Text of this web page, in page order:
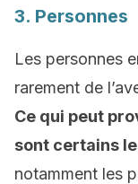
3. Personnes
Les personnes
rarement de
Ce qui peut
sont certains
notamment les